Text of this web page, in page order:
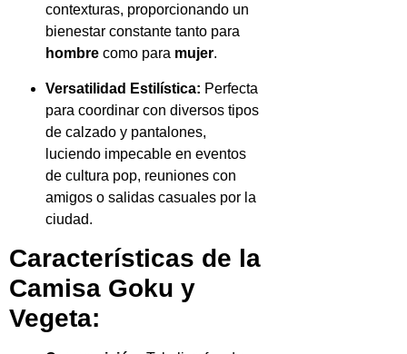
contexturas, proporcionando un
bienestar constante tanto para
hombre como para mujer.
Versatilidad Estilística: Perfecta
para coordinar con diversos tipos
de calzado y pantalones,
luciendo impecable en eventos
de cultura pop, reuniones con
amigos o salidas casuales por la
ciudad.
Características de la
Camisa Goku y
Vegeta: